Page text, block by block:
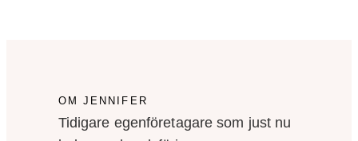
OM JENNIFER
Tidigare egenföretagare som just nu